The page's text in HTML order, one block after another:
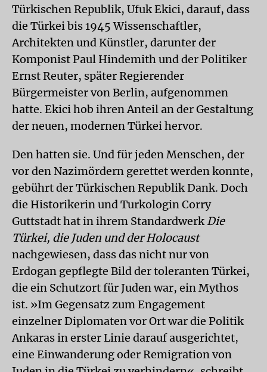
Türkischen Republik, Ufuk Ekici, darauf, dass
die Türkei bis 1945 Wissenschaftler,
Architekten und Künstler, darunter der
Komponist Paul Hindemith und der Politiker
Ernst Reuter, später Regierender
Bürgermeister von Berlin, aufgenommen
hatte. Ekici hob ihren Anteil an der Gestaltung
der neuen, modernen Türkei hervor.
Den hatten sie. Und für jeden Menschen, der
vor den Nazimördern gerettet werden konnte,
gebührt der Türkischen Republik Dank. Doch
die Historikerin und Turkologin Corry
Guttstadt hat in ihrem StandardwerkDie
Türkei, die Juden und der Holocaust
nachgewiesen, dass das nicht nur von
Erdogan gepflegte Bild der toleranten Türkei,
die ein Schutzort für Juden war, ein Mythos
ist. »Im Gegensatz zum Engagement
einzelner Diplomaten vor Ort war die Politik
Ankaras in erster Linie darauf ausgerichtet,
eine Einwanderung oder Remigration von